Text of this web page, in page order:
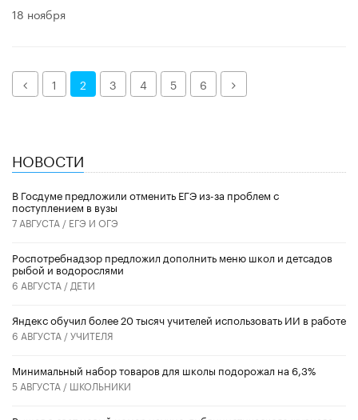
18 ноября
Назад1 2 3 4 5 6 Далее
НОВОСТИ
В Госдуме предложили отменить ЕГЭ из-за проблем с
поступлением в вузы
7 АВГУСТА / ЕГЭ И ОГЭ
Роспотребнадзор предложил дополнить меню школ и детсадов
рыбой и водорослями
6 АВГУСТА / ДЕТИ
​Яндекс обучил более 20 тысяч учителей использовать ИИ в работе
6 АВГУСТА /УЧИТЕЛЯ
Минимальный набор товаров для школы подорожал на 6,3%
5 АВГУСТА / ШКОЛЬНИКИ